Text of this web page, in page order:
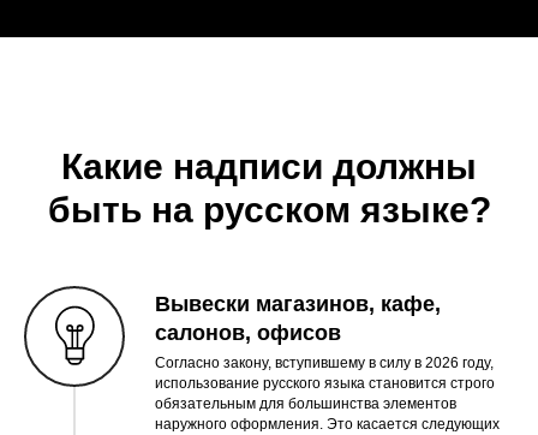
Какие надписи должны
быть на русском языке?
Вывески магазинов, кафе,
салонов, офисов
Согласно закону, вступившему в силу в 2026 году,
использование русского языка становится строго
обязательным для большинства элементов
наружного оформления. Это касается следующих